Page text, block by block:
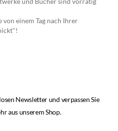
einem Tag nach Ihrer
Newsletter und verpassen Sie
aus unserem Shop.